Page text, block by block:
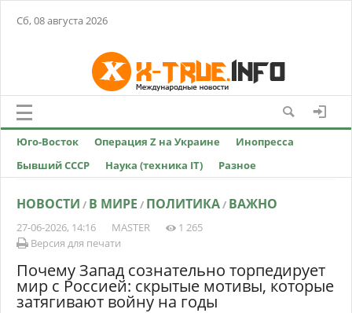
Сб, 08 августа 2026
Юго-Восток Операция Z на Украине
Инопресса
Бывший СССР
Наука (техника IT) Разное
НОВОСТИ / В МИРЕ / ПОЛИТИКА/ ВАЖНО
27-06-2026, 14:16 MASTER
1 265
Версия для печати
Почему Запад сознательно торпедирует
мир с Россией: скрытые мотивы, которые
затягивают войну на годы